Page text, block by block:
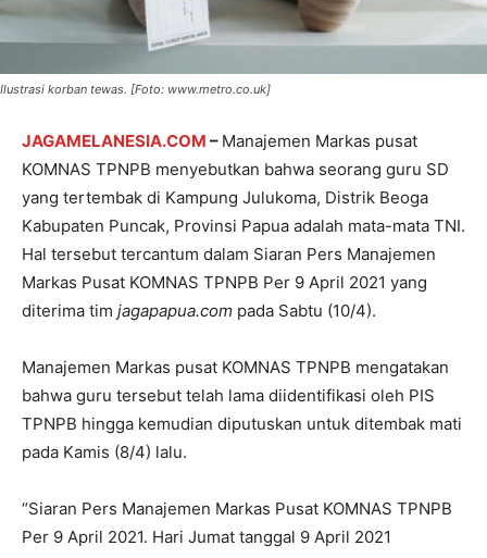
Ilustrasi korban tewas. [Foto: www.metro.co.uk]
JAGAMELANESIA.COM – Manajemen Markas pusat
KOMNAS TPNPB menyebutkan bahwa seorang guru SD
yang tertembak di Kampung Julukoma, Distrik Beoga
Kabupaten Puncak, Provinsi Papua adalah mata-mata TNI.
Hal tersebut tercantum dalam Siaran Pers Manajemen
Markas Pusat KOMNAS TPNPB Per 9 April 2021 yang
diterima tim jagapapua.com pada Sabtu (10/4).
Manajemen Markas pusat KOMNAS TPNPB mengatakan
bahwa guru tersebut telah lama diidentifikasi oleh PIS
TPNPB hingga kemudian diputuskan untuk ditembak mati
pada Kamis (8/4) lalu.
“Siaran Pers Manajemen Markas Pusat KOMNAS TPNPB
Per 9 April 2021. Hari Jumat tanggal 9 April 2021